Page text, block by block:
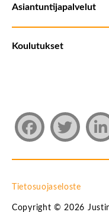
Asiantuntijapalvelut
Koulutukset
Tietosuojaseloste
Copyright © 2026